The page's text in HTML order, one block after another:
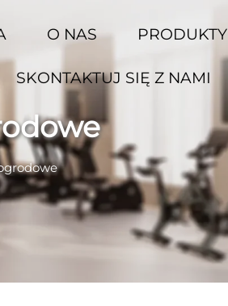
O NAS PRODUKTY
SKONTAKTUJ SIĘ Z NAMI